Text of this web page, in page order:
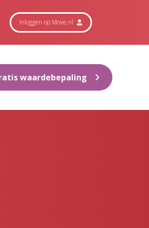
Inloggen op Move.nl
waardebepaling